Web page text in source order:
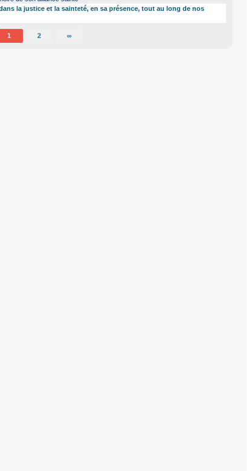
la justice et la sainteté, en sa présence, tout au long de nos
1 2 ∞